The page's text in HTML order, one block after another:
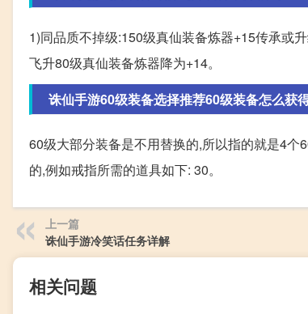
1)同品质不掉级:150级真仙装备炼器+15传承或
飞升80级真仙装备炼器降为+14。
诛仙手游60级装备选择推荐60级装备怎么获
60级大部分装备是不用替换的,所以指的就是4
的,例如戒指所需的道具如下: 30。
上一篇
诛仙手游冷笑话任务详解
相关问题